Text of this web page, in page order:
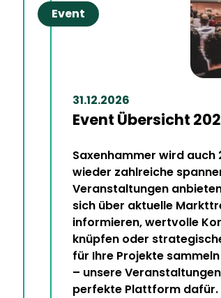
Event
31.12.2026
Event Übersicht
Saxenhammer wird auch
wieder zahlreiche
Veranstaltungen
sich über aktuelle
informieren, wertvolle
knüpfen oder
für Ihre Projekte
– unsere
perfekte Plattform dafür.